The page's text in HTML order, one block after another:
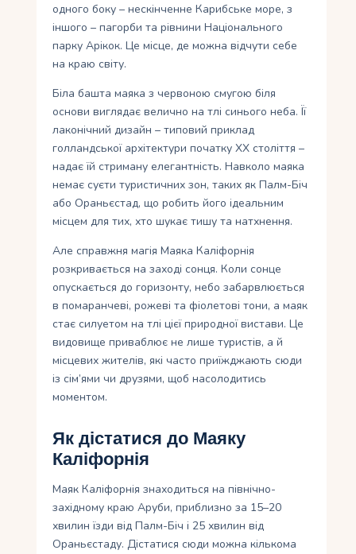
одного боку – нескінченне Карибське море, з
іншого – пагорби та рівнини Національного
парку Арікок. Це місце, де можна відчути себе
на краю світу.
Біла башта маяка з червоною смугою біля
основи виглядає велично на тлі синього неба. Її
лаконічний дизайн – типовий приклад
голландської архітектури початку XX століття –
надає їй стриману елегантність. Навколо маяка
немає суєти туристичних зон, таких як Палм-Біч
або Ораньєстад, що робить його ідеальним
місцем для тих, хто шукає тишу та натхнення.
Але справжня магія Маяка Каліфорнія
розкривається на заході сонця. Коли сонце
опускається до горизонту, небо забарвлюється
в помаранчеві, рожеві та фіолетові тони, а маяк
стає силуетом на тлі цієї природної вистави. Це
видовище приваблює не лише туристів, а й
місцевих жителів, які часто приїжджають сюди
із сім’ями чи друзями, щоб насолодитись
моментом.
Як дістатися до Маяку
Каліфорнія
Маяк Каліфорнія знаходиться на північно-
західному краю Аруби, приблизно за 15–20
хвилин їзди від Палм-Біч і 25 хвилин від
Ораньєстаду. Дістатися сюди можна кількома